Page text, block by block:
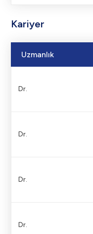
Kariyer
Uzmanlık
Dr.
Dr.
Dr.
Dr.